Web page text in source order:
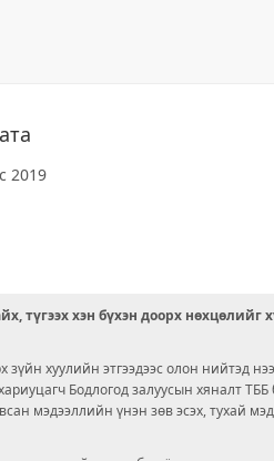
2019
түгээх хэн бүхэн доорх нөхцөлийг
хуулийн этгээдээс олон нийтэд
Бодлогод залуусын хяналт
мэдээллийн үнэн зөв эсэх, тухай